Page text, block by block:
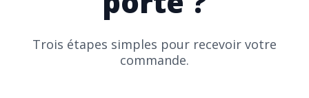
Trois étapes simples pour recevoir votre
commande.